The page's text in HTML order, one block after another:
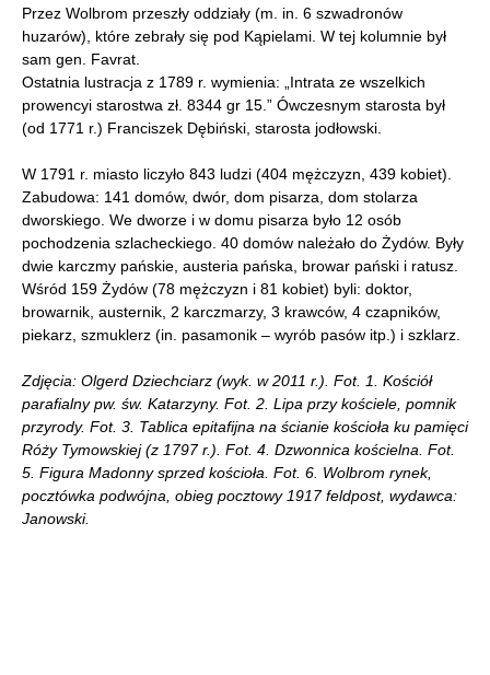
Przez Wolbrom przeszły oddziały (m. in. 6 szwadronów
huzarów), które zebrały się pod Kąpielami. W tej kolumnie był
sam gen. Favrat.
Ostatnia lustracja z 1789 r. wymienia: „Intrata ze wszelkich
prowencyi starostwa zł. 8344 gr 15.” Ówczesnym starosta był
(od 1771 r.) Franciszek Dębiński, starosta jodłowski.
W 1791 r. miasto liczyło 843 ludzi (404 mężczyzn, 439 kobiet).
Zabudowa: 141 domów, dwór, dom pisarza, dom stolarza
dworskiego. We dworze i w domu pisarza było 12 osób
pochodzenia szlacheckiego. 40 domów należało do Żydów. Były
dwie karczmy pańskie, austeria pańska, browar pański i ratusz.
Wśród 159 Żydów (78 mężczyzn i 81 kobiet) byli: doktor,
browarnik, austernik, 2 karczmarzy, 3 krawców, 4 czapników,
piekarz, szmuklerz (in. pasamonik – wyrób pasów itp.) i szklarz.
Zdjęcia: Olgerd Dziechciarz (wyk. w 2011 r.). Fot. 1. Kościół
parafialny pw. św. Katarzyny. Fot. 2. Lipa przy kościele, pomnik
przyrody. Fot. 3. Tablica epitafijna na ścianie kościoła ku pamięci
Róży Tymowskiej (z 1797 r.). Fot. 4. Dzwonnica kościelna. Fot.
5. Figura Madonny sprzed kościoła. Fot. 6. Wolbrom rynek,
pocztówka podwójna, obieg pocztowy 1917 feldpost, wydawca:
Janowski.